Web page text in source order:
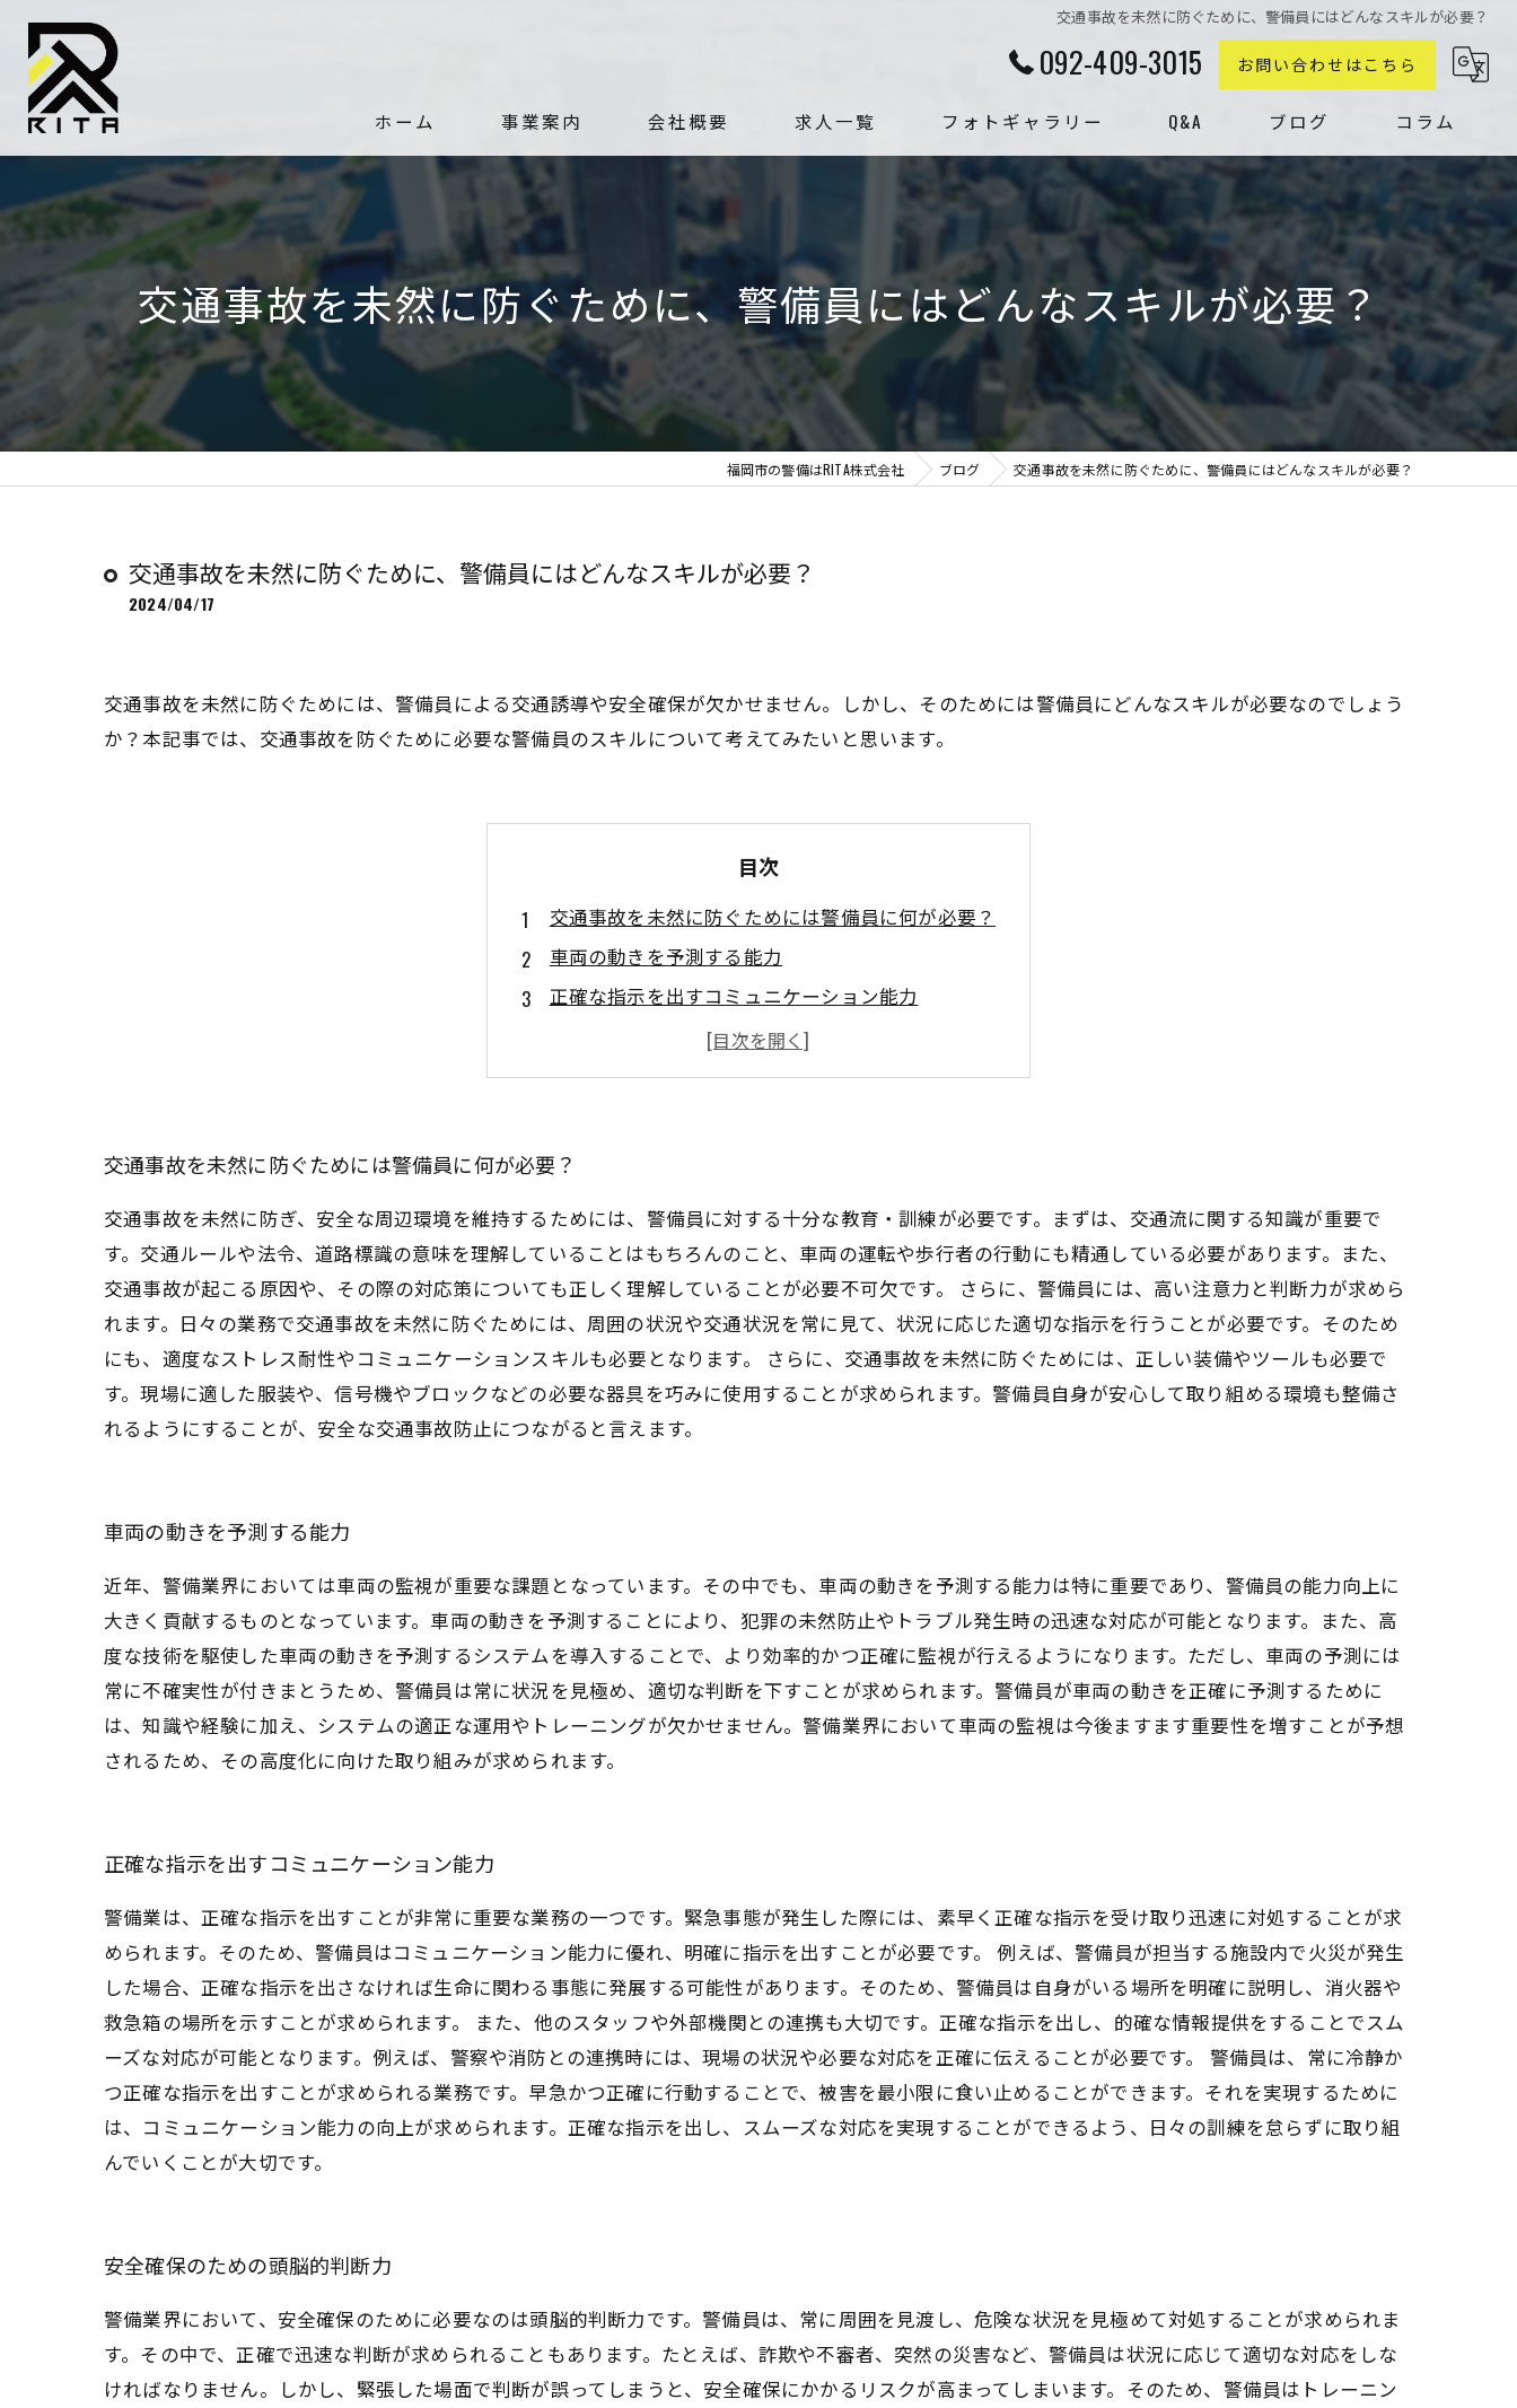
交通事故を未然に防ぐために、警備員にはどんなスキルが必要？
092-409-3015 お問い合わせはこちら
ホーム 事業案内 会社概要
社員紹介
ビジョン
求める人物像
求人一覧 フォトギャラリー Q&A ブログ コラム
交通事故を未然に防ぐために、警備員にはどんなスキルが必要？
福岡市の警備はRITA株式会社 ブログ 交通事故を未然に防ぐために、警備員にはどんなスキルが必要？
交通事故を未然に防ぐために、警備員にはどんなスキルが必要？
2024/04/17
交通事故を未然に防ぐためには、警備員による交通誘導や安全確保が欠かせません。しかし、そのためには警備員にどんなスキルが必要なのでしょう
か？本記事では、交通事故を防ぐために必要な警備員のスキルについて考えてみたいと思います。
目次
交通事故を未然に防ぐためには警備員に何が必要？
車両の動きを予測する能力
正確な指示を出すコミュニケーション能力
安全確保のための頭脳的判断力
危機的状況に即座に対応するスピード感
交通事故を未然に防ぐためには警備員に何が必要？
交通事故を未然に防ぎ、安全な周辺環境を維持するためには、警備員に対する十分な教育・訓練が必要です。まずは、交通流に関する知識が重要で
す。交通ルールや法令、道路標識の意味を理解していることはもちろんのこと、車両の運転や歩行者の行動にも精通している必要があります。また、
交通事故が起こる原因や、その際の対応策についても正しく理解していることが必要不可欠です。 さらに、警備員には、高い注意力と判断力が求めら
れます。日々の業務で交通事故を未然に防ぐためには、周囲の状況や交通状況を常に見て、状況に応じた適切な指示を行うことが必要です。そのため
にも、適度なストレス耐性やコミュニケーションスキルも必要となります。 さらに、交通事故を未然に防ぐためには、正しい装備やツールも必要で
す。現場に適した服装や、信号機やブロックなどの必要な器具を巧みに使用することが求められます。警備員自身が安心して取り組める環境も整備さ
れるようにすることが、安全な交通事故防止につながると言えます。
車両の動きを予測する能力
近年、警備業界においては車両の監視が重要な課題となっています。その中でも、車両の動きを予測する能力は特に重要であり、警備員の能力向上に
大きく貢献するものとなっています。車両の動きを予測することにより、犯罪の未然防止やトラブル発生時の迅速な対応が可能となります。また、高
度な技術を駆使した車両の動きを予測するシステムを導入することで、より効率的かつ正確に監視が行えるようになります。ただし、車両の予測には
常に不確実性が付きまとうため、警備員は常に状況を見極め、適切な判断を下すことが求められます。警備員が車両の動きを正確に予測するために
は、知識や経験に加え、システムの適正な運用やトレーニングが欠かせません。警備業界において車両の監視は今後ますます重要性を増すことが予想
されるため、その高度化に向けた取り組みが求められます。
正確な指示を出すコミュニケーション能力
警備業は、正確な指示を出すことが非常に重要な業務の一つです。緊急事態が発生した際には、素早く正確な指示を受け取り迅速に対処することが求
められます。そのため、警備員はコミュニケーション能力に優れ、明確に指示を出すことが必要です。 例えば、警備員が担当する施設内で火災が発生
した場合、正確な指示を出さなければ生命に関わる事態に発展する可能性があります。そのため、警備員は自身がいる場所を明確に説明し、消火器や
救急箱の場所を示すことが求められます。 また、他のスタッフや外部機関との連携も大切です。正確な指示を出し、的確な情報提供をすることでスム
ーズな対応が可能となります。例えば、警察や消防との連携時には、現場の状況や必要な対応を正確に伝えることが必要です。 警備員は、常に冷静か
つ正確な指示を出すことが求められる業務です。早急かつ正確に行動することで、被害を最小限に食い止めることができます。それを実現するために
は、コミュニケーション能力の向上が求められます。正確な指示を出し、スムーズな対応を実現することができるよう、日々の訓練を怠らずに取り組
んでいくことが大切です。
安全確保のための頭脳的判断力
警備業界において、安全確保のために必要なのは頭脳的判断力です。警備員は、常に周囲を見渡し、危険な状況を見極めて対処することが求められま
す。その中で、正確で迅速な判断が求められることもあります。たとえば、詐欺や不審者、突然の災害など、警備員は状況に応じて適切な対応をしな
ければなりません。しかし、緊張した場面で判断が誤ってしまうと、安全確保にかかるリスクが高まってしまいます。そのため、警備員はトレーニン